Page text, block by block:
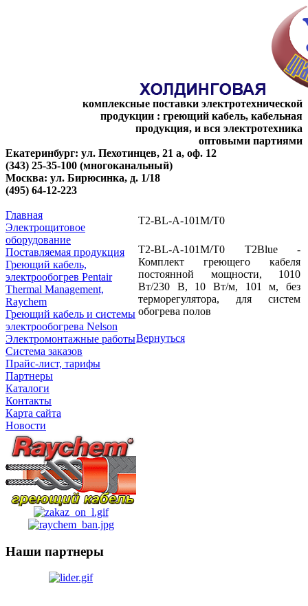
комплексные поставки электротехнической
продукции : греющий кабель, кабельная
продукция, и вся электротехника
оптовыми партиями
Екатеринбург: ул. Пехотинцев, 21 а, оф. 12
(343) 25-35-100 (многоканальный)
Москва: ул. Бирюсинка, д. 1/18
(495) 64-12-223
Главная
Электрощитовое
оборудование
Поставляемая продукция
Греющий кабель,
электрообогрев Pentair
Thermal Management,
Raychem
Греющий кабель и системы
электрообогрева Nelson
Электромонтажные работы
Система заказов
Прайс-лист, тарифы
Партнеры
Каталоги
Контакты
Карта сайта
Новости
Наши партнеры
T2-BL-A-101M/T0
T2-BL-A-101M/T0 T2Blue -
Комплект греющего кабеля
постоянной мощности, 1010
Вт/230 В, 10 Вт/м, 101 м, без
терморегулятора, для систем
обогрева полов
Вернуться